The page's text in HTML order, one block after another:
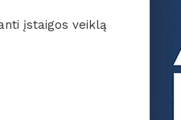
įstaigos veiklą